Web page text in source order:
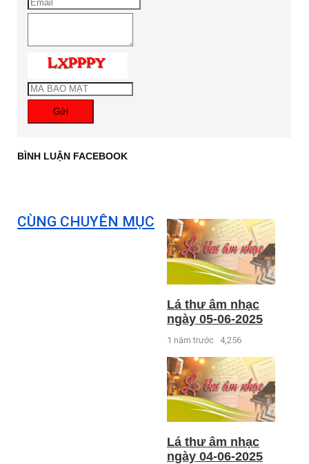
Gửi
BÌNH LUẬN FACEBOOK
CÙNG CHUYÊN MỤC
Lá thư âm nhạc
ngày 05-06-2025
1 năm trước 4,256
Lá thư âm nhạc
ngày 04-06-2025